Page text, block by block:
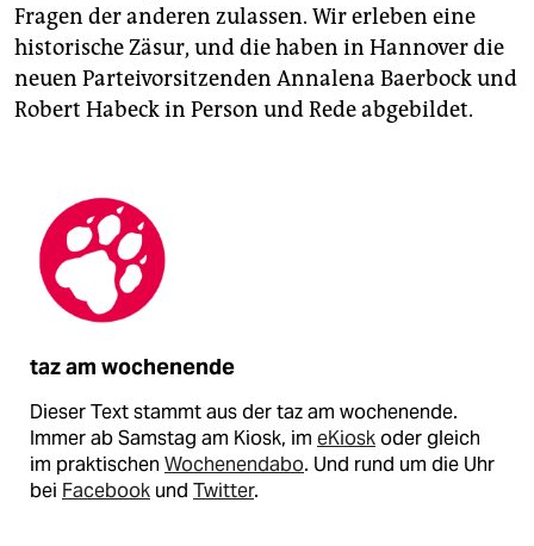
Fragen der anderen zulassen. Wir erleben eine
historische Zäsur, und die haben in Hannover die
neuen Parteivorsitzenden Annalena Baerbock und
Robert Habeck in Person und Rede abgebildet.
taz am wochenende
Dieser Text stammt aus der taz am wochenende.
Immer ab Samstag am Kiosk, im eKioskoder gleich
im praktischen Wochenendabo. Und rund um die Uhr
bei Facebook und Twitter.